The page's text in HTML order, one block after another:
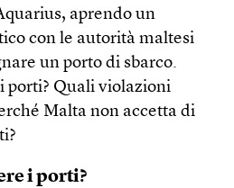
aprendo un
con le autorità maltesi
un porto di sbarco.
porti? Quali violazioni
Malta non accetta di
i porti?